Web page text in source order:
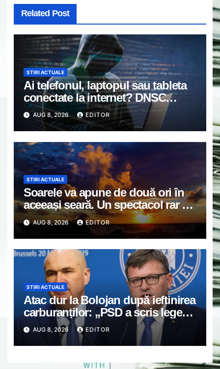
Related Post
STIRI ACTUALE
Ai telefonul, laptopul sau tableta
conectate la internet? DNSC
avertizează asupra unui risc pe
care mulți utilizatori îl ignoră
AUG 8, 2026 EDITOR
STIRI ACTUALE
Soarele va apune de două ori în
aceeași seară. Un spectacol rar va
întrerupe liniștea unui sat din
Europa
AUG 8, 2026 EDITOR
STIRI ACTUALE
Atac dur la Bolojan după ieftinirea
carburanților: „PSD a scris legea.
Dumneavoastră ați scris discursul
de după”
AUG 8, 2026 EDITOR